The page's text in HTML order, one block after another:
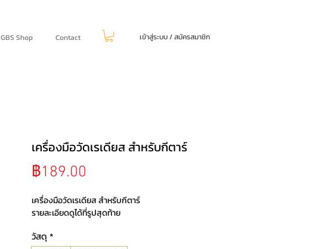
GBS Shop Contact เข้าสู่ระบบ / สมัครสมาชิก
เครื่องมือวัดเรเดียส สำหรับกีตาร์
฿189.00
เครื่องมือวัดเรเดียส สำหรับกีตาร์
รายละเอียดดูได้ที่รูปสุดท้าย
วัสดุ *